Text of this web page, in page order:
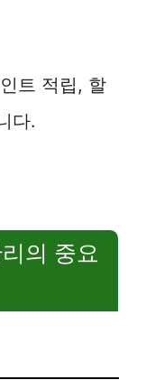
트 적립, 할
다.
의 중요